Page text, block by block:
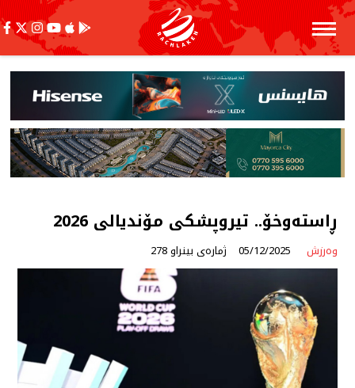
ڕاستەوخۆ.. تیروپشکی مۆندیالی 2026
وەرزش 05/12/2025 ژمارەی بینراو 278